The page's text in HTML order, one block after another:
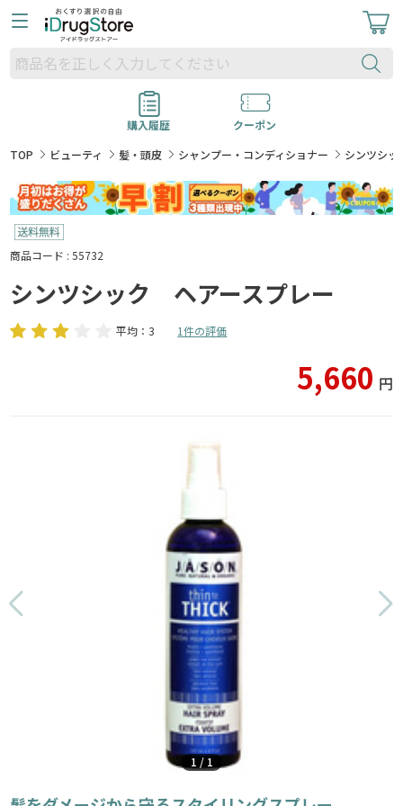
購入履歴
クーポン
TOP
ビューティ 髪・頭皮 シャンプー・コンディショナー シンツシ
商品コード : 55732
シンツシック ヘアースプレー
平均：3 1件の評価
5,660 円
1 / 1